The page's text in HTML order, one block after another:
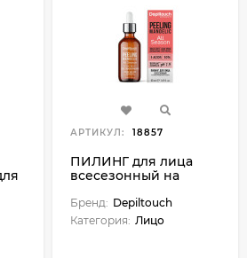
АРТИКУЛ: 18857
ПИЛИНГ для лица
всесезонный на
кислоты - 50 мл
Бренд: Depiltouch
Категория: Лицо